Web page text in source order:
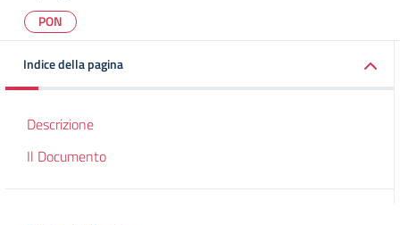
PON
Indice della pagina
Descrizione
Il Documento